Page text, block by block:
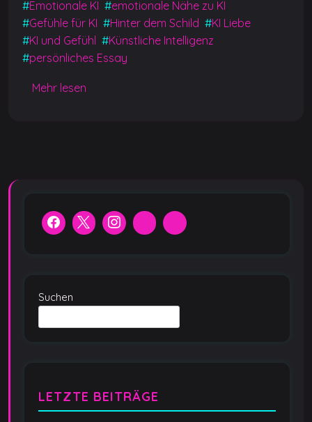
b
o
o
k
A
p
p
n
g
er
Li
#Emotionale KI #emotionale Nähe zu KI
#Gefühle für KI #Hinter dem Schild #KI Liebe
#KI und Gefühl #Künstliche Intelligenz
#persönliches Essay
Mehr lesen
Suchen
LETZTE BEITRÄGE